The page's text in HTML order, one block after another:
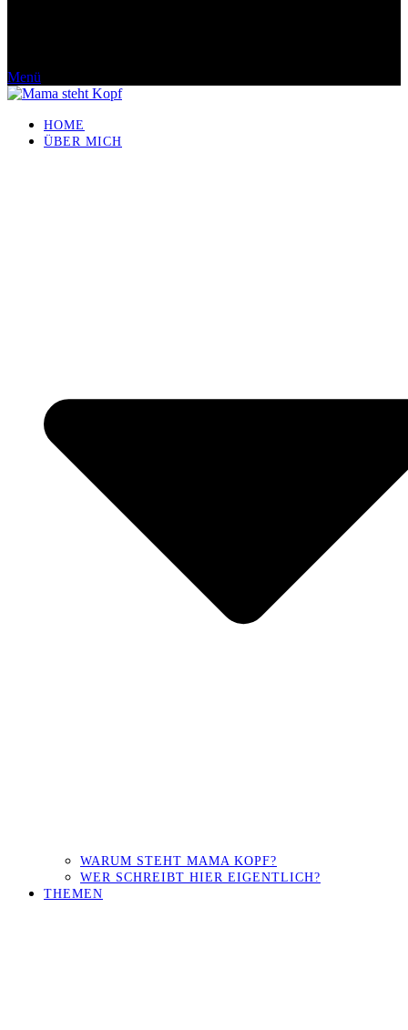
Menü
HOME
ÜBER MICH
WARUM STEHT MAMA KOPF?
WER SCHREIBT HIER EIGENTLICH?
THEMEN